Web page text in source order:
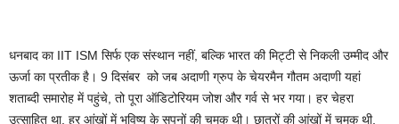
धनबाद का IIT ISM सिर्फ एक संस्थान नहीं, बल्कि भारत की मिट्टी से निकली उम्मीद और
ऊर्जा का प्रतीक है। 9 दिसंबर को जब अदाणी ग्रुप के चेयरमैन गौतम अदाणी यहां
शताब्दी समारोह में पहुंचे, तो पूरा ऑडिटोरियम जोश और गर्व से भर गया। हर चेहरा
उत्साहित था, हर आंखों में भविष्य के सपनों की चमक थी। छात्रों की आंखों में चमक थी,